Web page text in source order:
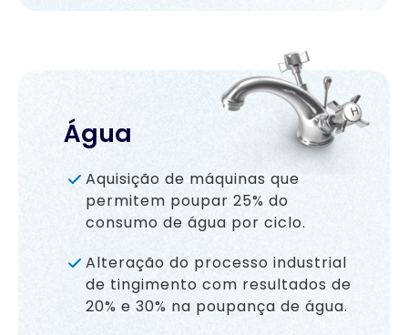
Água
Aquisição de máquinas que
permitem poupar 25% do
consumo de água por ciclo.
Alteração do processo industrial
de tingimento com resultados de
20% e 30% na poupança de água.